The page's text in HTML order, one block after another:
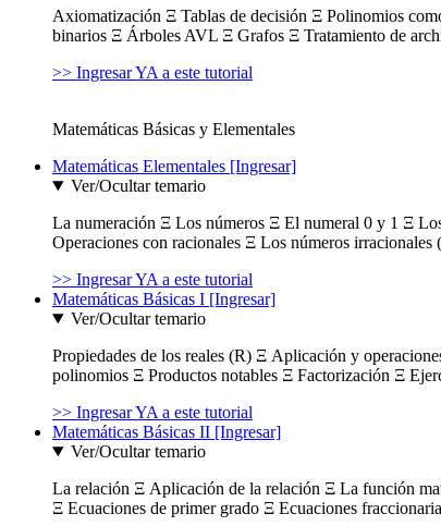
Axiomatización Ξ Tablas de decisión Ξ Polinomios
binarios Ξ Árboles AVL Ξ Grafos Ξ Tratamiento de
>> Ingresar YA a este tutorial
Matemáticas Básicas y Elementales
Matemáticas Elementales [Ingresar]
Ver/Ocultar temario
La numeración Ξ Los números Ξ El numeral 0 y 1 Ξ
Operaciones con racionales Ξ Los números
>> Ingresar YA a este tutorial
Matemáticas Básicas I [Ingresar]
Ver/Ocultar temario
Propiedades de los reales (R) Ξ Aplicación y
polinomios Ξ Productos notables Ξ Factorización Ξ
>> Ingresar YA a este tutorial
Matemáticas Básicas II [Ingresar]
Ver/Ocultar temario
La relación Ξ Aplicación de la relación Ξ La función
Ξ Ecuaciones de primer grado Ξ Ecuaciones